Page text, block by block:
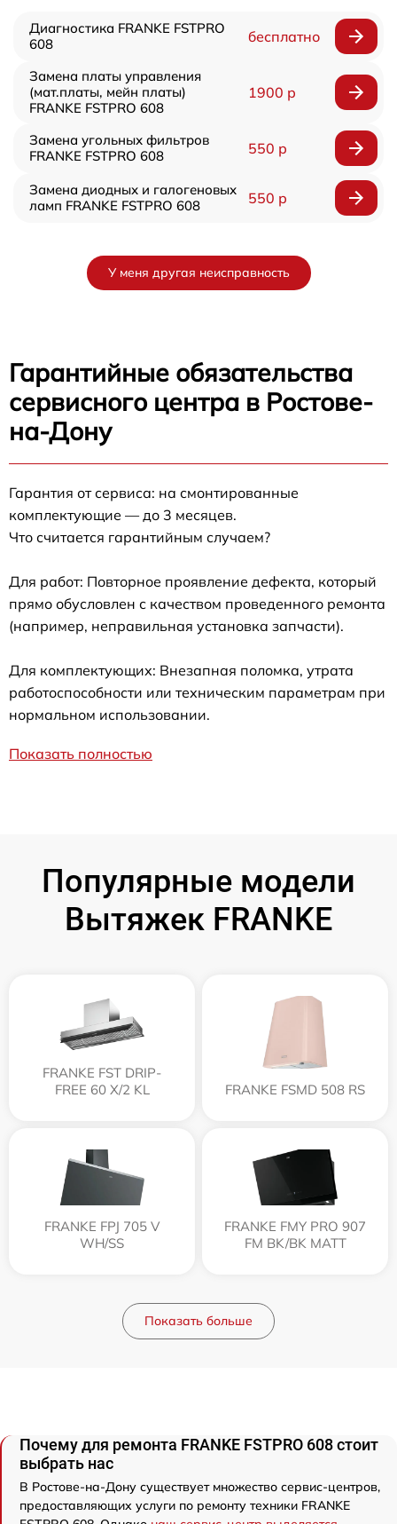
Диагностика FRANKE FSTPRO
608
бесплатно
Замена платы управления
(мат.платы, мейн платы)
FRANKE FSTPRO 608
1900 р
Замена угольных фильтров
FRANKE FSTPRO 608
550 р
Замена диодных и галогеновых
ламп FRANKE FSTPRO 608
550 р
У меня другая неисправность
Гарантийные обязательства
сервисного центра в Ростове-
на-Дону
Гарантия от сервиса: на смонтированные
комплектующие — до 3 месяцев.
Что считается гарантийным случаем?
Для работ: Повторное проявление дефекта, который
прямо обусловлен с качеством проведенного ремонта
(например, неправильная установка запчасти).
Для комплектующих: Внезапная поломка, утрата
работоспособности или техническим параметрам при
нормальном использовании.
Показать полностью
Популярные модели
Вытяжек FRANKE
FRANKE FST DRIP-
FREE 60 X/2 KL
FRANKE FSMD 508 RS
FRANKE FPJ 705 V
WH/SS
FRANKE FMY PRO 907
FM BK/BK MATT
Показать больше
Почему для ремонта FRANKE FSTPRO 608 стоит
выбрать нас
В Ростове-на-Дону существует множество сервис-центров,
предоставляющих услуги по ремонту техники FRANKE